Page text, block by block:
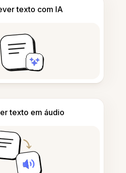
texto com IA
texto em áudio